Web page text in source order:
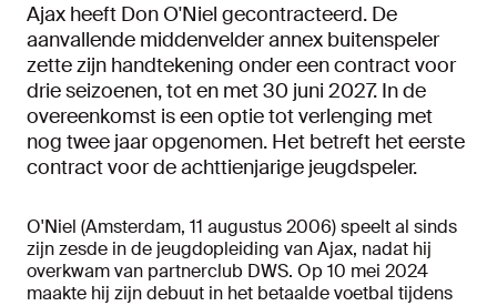
Ajax heeft Don O'Niel gecontracteerd. De
aanvallende middenvelder annex buitenspeler
zette zijn handtekening onder een contract voor
drie seizoenen, tot en met 30 juni 2027. In de
overeenkomst is een optie tot verlenging met
nog twee jaar opgenomen. Het betreft het eerste
contract voor de achttienjarige jeugdspeler.
O'Niel (Amsterdam, 11 augustus 2006) speelt al sinds
zijn zesde in de jeugdopleiding van Ajax, nadat hij
overkwam van partnerclub DWS. Op 10 mei 2024
maakte hij zijn debuut in het betaalde voetbal tijdens